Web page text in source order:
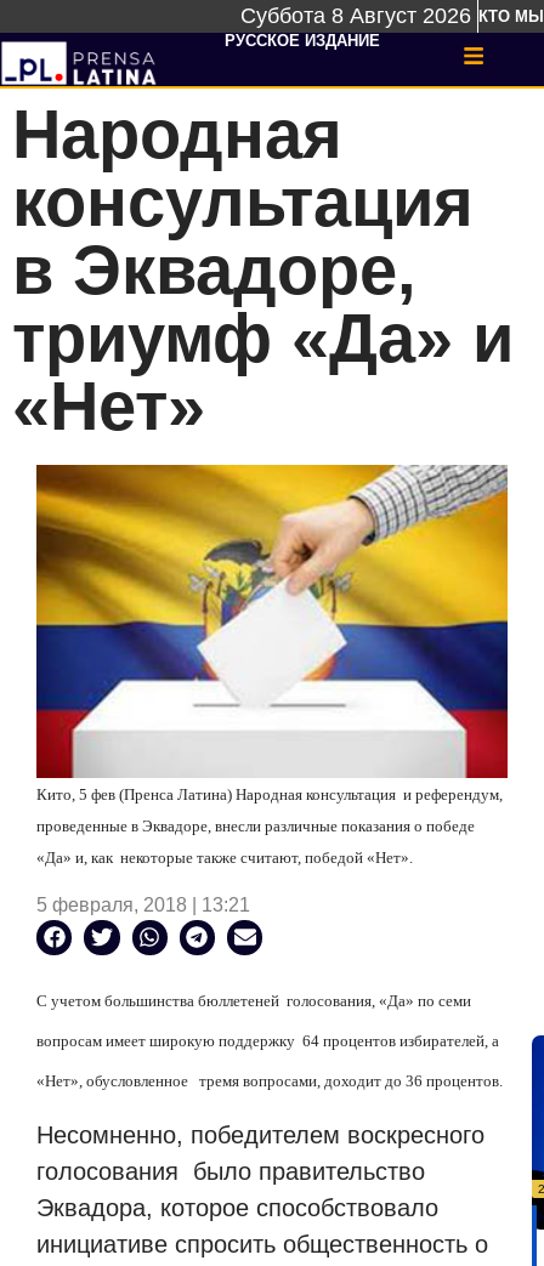
Суббота 8 Август 2026 КТО МЫ
РУССКОЕ ИЗДАНИЕ
Народная
консультация
в Эквадоре,
триумф «Да» и
«Нет»
Кито, 5 фев (Пренса Латина) Народная консультация и референдум,
проведенные в Эквадоре, внесли различные показания о победе
«Да» и, как некоторые также считают, победой «Нет».
5 февраля, 2018 | 13:21
С учетом большинства бюллетеней голосования, «Да» по семи
вопросам имеет широкую поддержку 64 процентов избирателей, а
«Нет», обусловленное тремя вопросами, доходит до 36 процентов.
Несомненно, победителем воскресного
голосования
было правительство
Эквадора, которое способствовало
инициативе спросить общественность о